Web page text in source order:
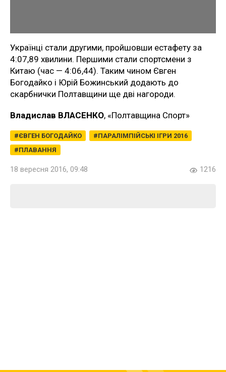
Українці стали другими, пройшовши естафету за
4:07,89 хвилини. Першими стали спортсмени з
Китаю (час — 4:06,44). Таким чином Євген
Богодайко і Юрій Божинський додають до
скарбнички Полтавщини ще дві нагороди.
Владислав ВЛАСЕНКО, «Полтавщина Спорт»
ЄВГЕН БОГОДАЙКО
ПАРАЛІМПІЙСЬКІ ІГРИ 2016
ПЛАВАННЯ
18 вересня 2016, 09:48 1216